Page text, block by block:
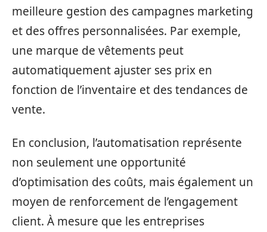
meilleure gestion des campagnes marketing
et des offres personnalisées. Par exemple,
une marque de vêtements peut
automatiquement ajuster ses prix en
fonction de l’inventaire et des tendances de
vente.
En conclusion, l’automatisation représente
non seulement une opportunité
d’optimisation des coûts, mais également un
moyen de renforcement de l’engagement
client. À mesure que les entreprises